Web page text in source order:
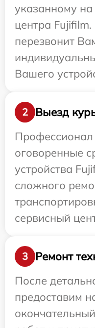
указанному на
центра
перезвонит
Вашего
2
Выезд
Профессионал
оговоренные
устройства
сложного
сервисный
3
Ремонт
После
предоставим